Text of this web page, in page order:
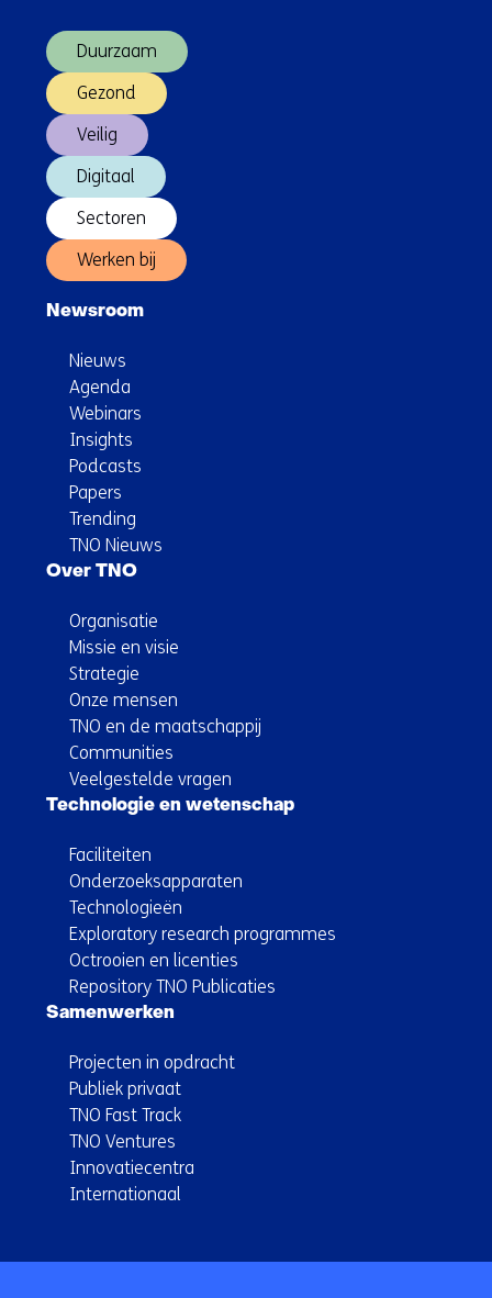
Duurzaam
Gezond
Veilig
Digitaal
Sectoren
Werken bij
Newsroom
Nieuws
Agenda
Webinars
Insights
Podcasts
Papers
Trending
TNO Nieuws
Over TNO
Organisatie
Missie en visie
Strategie
Onze mensen
TNO en de maatschappij
Communities
Veelgestelde vragen
Technologie en wetenschap
Faciliteiten
Onderzoeksapparaten
Technologieën
Exploratory research programmes
Octrooien en licenties
Repository TNO Publicaties
Samenwerken
Projecten in opdracht
Publiek privaat
TNO Fast Track
TNO Ventures
Innovatiecentra
Internationaal